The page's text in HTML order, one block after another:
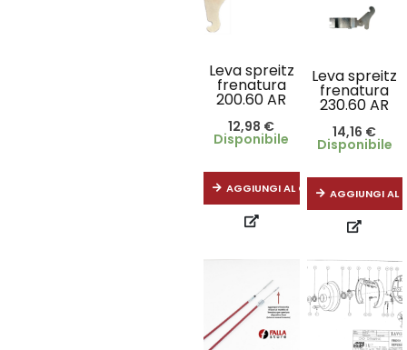
Leva spreitz
frenatura
200.60 AR
12,98 €
Disponibile
AGGIUNGI AL CARRELLO
Leva spreitz
frenatura
230.60 AR
14,16 €
Disponibile
AGGIUNGI AL